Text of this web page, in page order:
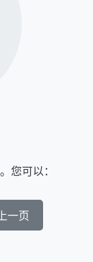
您可以：
一页